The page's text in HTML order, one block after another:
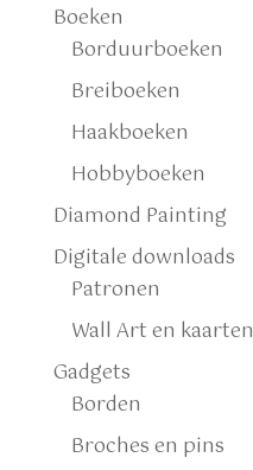
Boeken
Borduurboeken
Breiboeken
Haakboeken
Hobbyboeken
Diamond Painting
Digitale downloads
Patronen
Wall Art en kaarten
Gadgets
Borden
Broches en pins